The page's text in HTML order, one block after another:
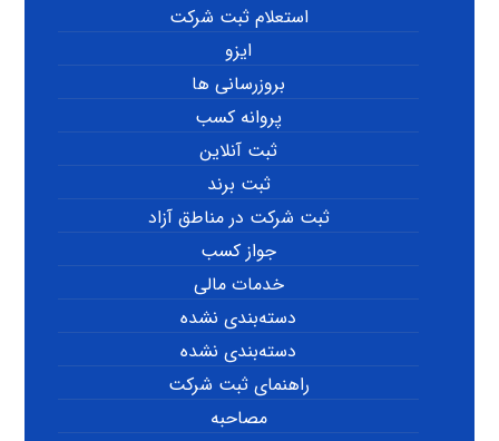
استعلام ثبت شرکت
ایزو
بروزرسانی ها
پروانه کسب
ثبت آنلاین
ثبت برند
ثبت شرکت در مناطق آزاد
جواز کسب
خدمات مالی
دسته‌بندی نشده
دسته‌بندی نشده
راهنمای ثبت شرکت
مصاحبه